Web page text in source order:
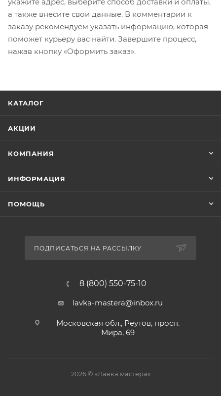
а также внесите свои данные. В комментарии к
заказу рекомендуем указать информацию, которая
поможет курьеру вас найти. Завершите процесс,
нажав кнопку «Оформить заказ».
КАТАЛОГ
АКЦИИ
КОМПАНИЯ
ИНФОРМАЦИЯ
ПОМОЩЬ
ПОДПИСАТЬСЯ НА РАССЫЛКУ
8 (800) 550-75-10
lavka-mastera@inbox.ru
Московская обл., Реутов, просп.
Мира, 69
2026 © «Лавка мастера»